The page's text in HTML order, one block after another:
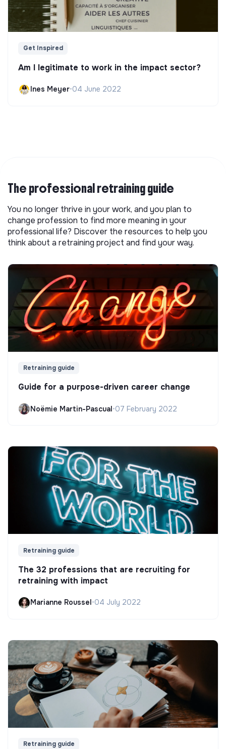
Get Inspired
Am I legitimate to work in the impact sector?
Ines Meyer•04 June 2022
The professional retraining guide
You no longer thrive in your work, and you plan to
change profession to find more meaning in your
professional life? Discover the resources to help you
think about a retraining project and find your way.
Retraining guide
Guide for a purpose-driven career change
Noëmie Martin-Pascual•07 February 2022
Retraining guide
The 32 professions that are recruiting for
retraining with impact
Marianne Roussel •04 July 2022
Retraining guide